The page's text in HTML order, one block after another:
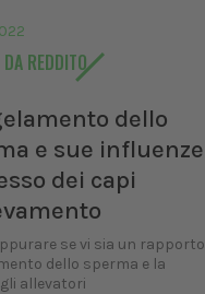
REDDITO
dello
e sue influenze
dei capi
se vi sia un rapporto
dello sperma e la
allevatori